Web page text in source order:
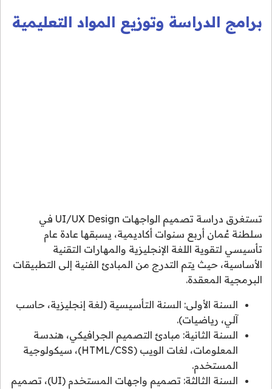
برامج الدراسة وتوزيع المواد التعليمية
تستغرق دراسة تصميم الواجهات UI/UX Design في
سلطنة عُمان أربع سنوات أكاديمية، يسبقها عادة عام
تأسيسي لتقوية اللغة الإنجليزية والمهارات التقنية
الأساسية، حيث يتم التدرج من المبادئ الفنية إلى التطبيقات
البرمجية المعقدة.
السنة الأولى: السنة التأسيسية (لغة إنجليزية، حاسب
آلي، رياضيات).
السنة الثانية: مبادئ التصميم الجرافيكي، هندسة
المعلومات، لغات الويب (HTML/CSS)، سيكولوجية
المستخدم.
السنة الثالثة: تصميم واجهات المستخدم (UI)، تصميم